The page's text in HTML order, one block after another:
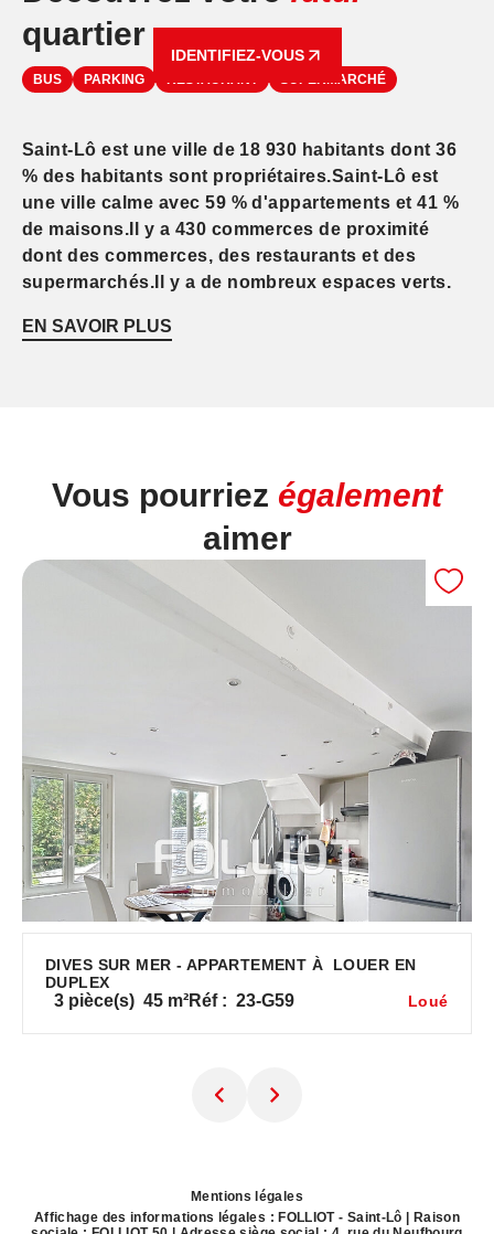
quartier
IDENTIFIEZ-VOUS
Saint-Lô est une ville de 18 930 habitants dont 36
% des habitants sont propriétaires.Saint-Lô est
une ville calme avec 59 % d'appartements et 41 %
de maisons.Il y a 430 commerces de proximité
dont des commerces, des restaurants et des
supermarchés.Il y a de nombreux espaces verts.
EN SAVOIR PLUS
BUS PARKING RESTAURANT SUPERMARCHÉ
Vous pourriez également
aimer
DIVES SUR MER - APPARTEMENT À LOUER EN
DUPLEX
3 pièce(s) 45 m²Réf : 23-G59 Loué
Mentions légales
Affichage des informations légales : FOLLIOT - Saint-Lô | Raison